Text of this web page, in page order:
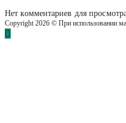
Нет комментариев для
Copyright 2026 © При использовании